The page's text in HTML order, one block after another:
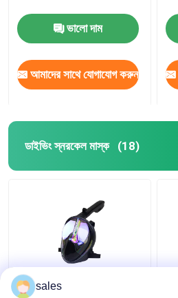
ভালো দাম
আমাদের সাথে যোগাযোগ করুন
ডাইভিং স্নরকেল মাস্ক (18)
সিলিকন 180 ডিগ্রি ফুল ফেস
sales